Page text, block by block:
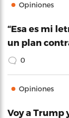
Opiniones
“Esa es mi
un plan
0
Opiniones
Voy a Trump